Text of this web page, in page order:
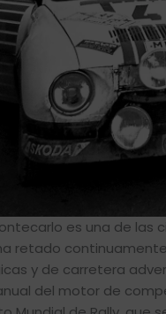
es una de
ha retado
y de carretera
del motor de